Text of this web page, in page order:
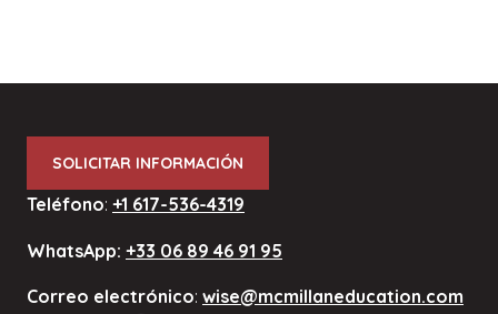
SOLICITAR INFORMACIÓN
Teléfono: +1 617-536-4319
WhatsApp: +33 06 89 46 91 95
Correo electrónico: wise@mcmillaneducation.com